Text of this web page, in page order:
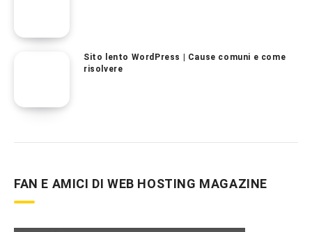
Sito lento WordPress | Cause comuni e come
risolvere
FAN E AMICI DI WEB HOSTING MAGAZINE